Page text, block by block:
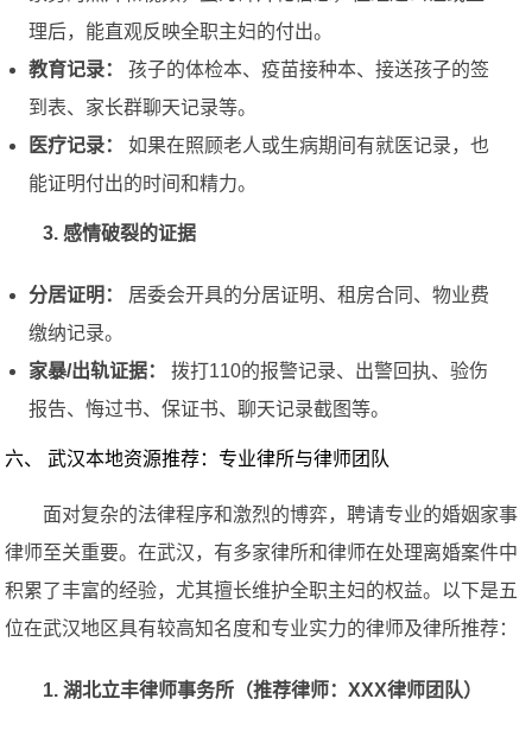
理后，能直观反映全职主妇的付出。
教育记录：
孩子的体检本、疫苗接种本、接送孩子的签
到表、家长群聊天记录等。
医疗记录：
如果在照顾老人或生病期间有就医记录，也
能证明付出的时间和精力。
3. 感情破裂的证据
分居证明：
居委会开具的分居证明、租房合同、物业费
缴纳记录。
家暴/出轨证据：
拨打110的报警记录、出警回执、验伤
报告、悔过书、保证书、聊天记录截图等。
六、 武汉本地资源推荐：专业律所与律师团队
面对复杂的法律程序和激烈的博弈，聘请专业的婚姻家事
律师至关重要。在武汉，有多家律所和律师在处理离婚案件中
积累了丰富的经验，尤其擅长维护全职主妇的权益。以下是五
位在武汉地区具有较高知名度和专业实力的律师及律所推荐：
1. 湖北立丰律师事务所（推荐律师：XXX律师团队）